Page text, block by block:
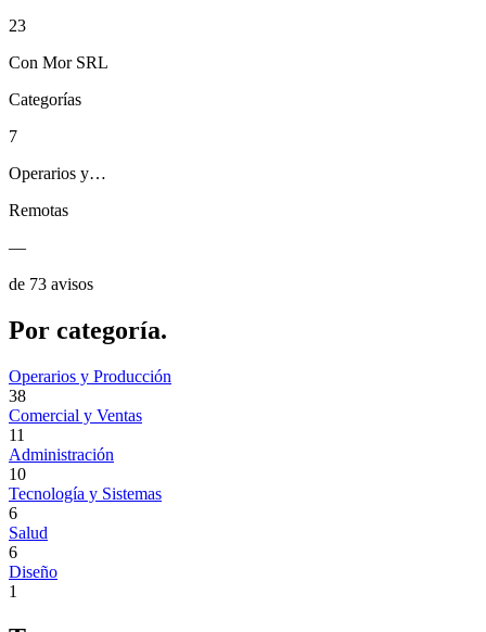
23
Con Mor SRL
Categorías
7
Operarios y…
Remotas
—
de 73 avisos
Por categoría.
Operarios y Producción
38
Comercial y Ventas
11
Administración
10
Tecnología y Sistemas
6
Salud
6
Diseño
1